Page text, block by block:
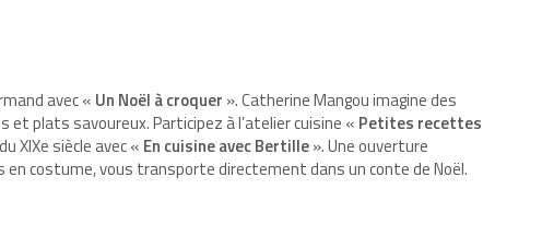
avec « Un Noël à croquer ». Catherine Mangou imagine des
plats savoureux. Participez à l’atelier cuisine « Petites recettes
XIXe siècle avec « En cuisine avec Bertille». Une ouverture
en costume, vous transporte directement dans un conte de Noël.